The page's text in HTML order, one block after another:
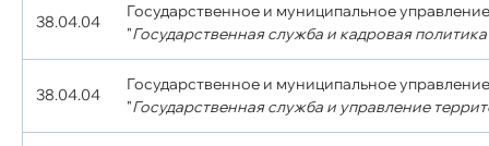
38.04.04
Государственное и муниципальное управление
"Государственная служба и кадровая
38.04.04
Государственное и муниципальное управление
"Государственная служба и управление